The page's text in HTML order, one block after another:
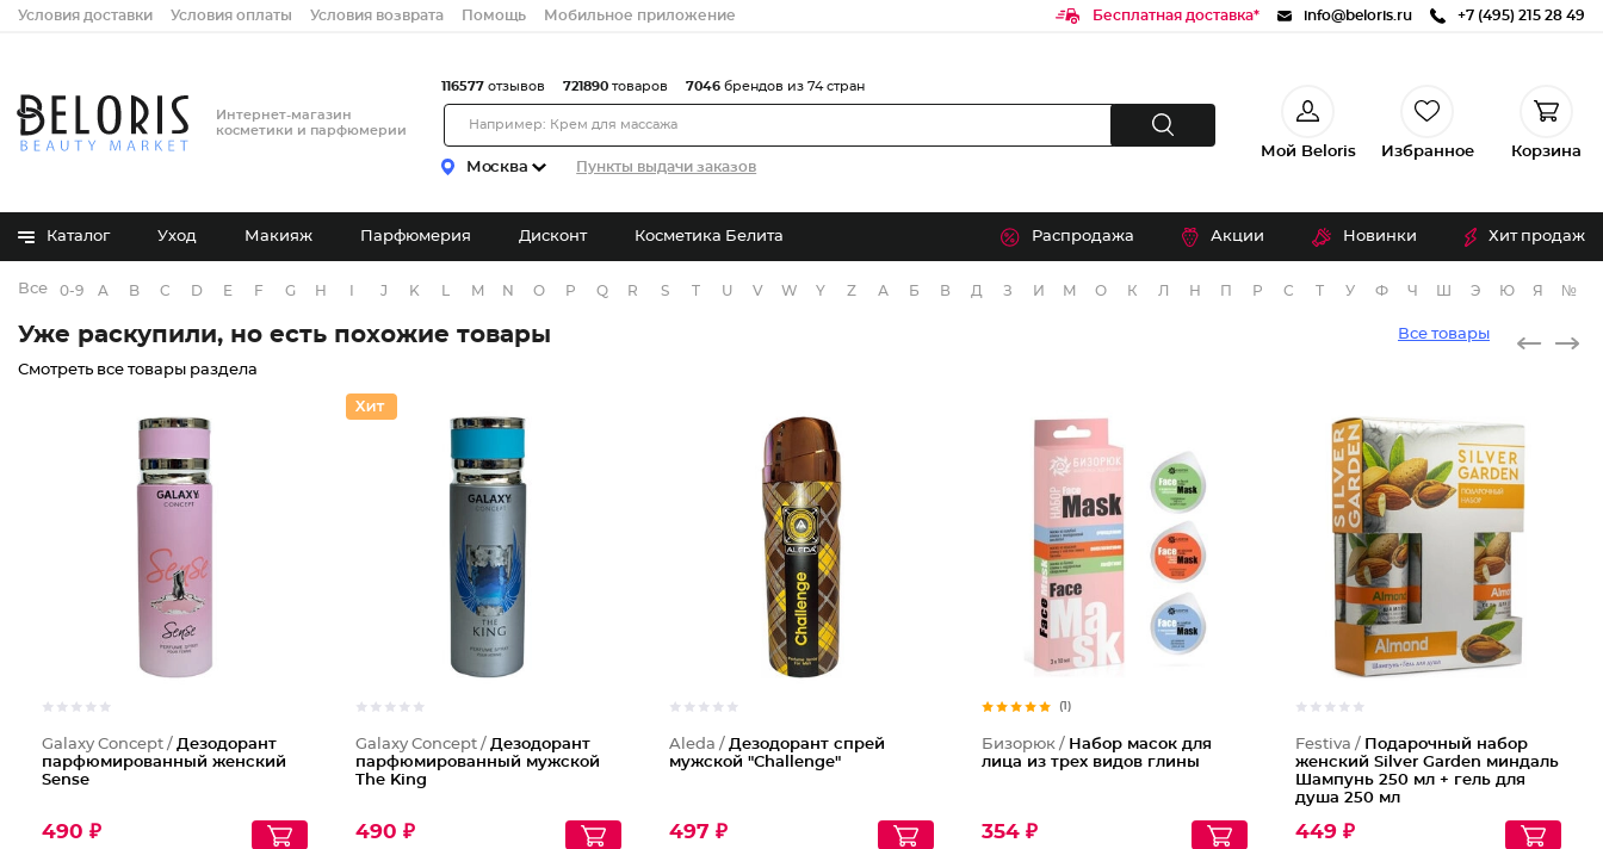
Условия доставки Условия оплаты Условия возврата Помощь Мобильное приложение Бесплатная доставка* info@beloris.ru +7 (495) 215 28 49
Интернет-магазин
косметики и парфюмерии
Москва Пункты выдачи заказов
116577 отзывов 721890 товаров 7046 брендов из 74 стран
Мой Beloris Избранное Корзина
Каталог Уход Макияж Парфюмерия Дисконт Косметика Белита Распродажа Акции Новинки Хит продаж
Все бренды
0-9 A B C D E F G H J K M N O P Q R S T U V W Y Z А Б В Д З И М О К Л Н П Р С Т У Ф Ч Э Ю Я №
Уже раскупили, но есть похожие товары Все товары
Смотреть все товары раздела
Galaxy Concept / Дезодорант
парфюмированный женский
Sense
490 ₽
Galaxy Concept / Дезодорант
парфюмированный мужской
The King
490 ₽
Aleda / Дезодорант спрей
мужской "Challenge"
497 ₽
(1)
Бизорюк / Набор масок для
лица из трех видов глины
354 ₽
Festiva / Подарочный набор
женский Silver Garden миндаль
Шампунь 250 мл + гель для
душа 250 мл
449 ₽